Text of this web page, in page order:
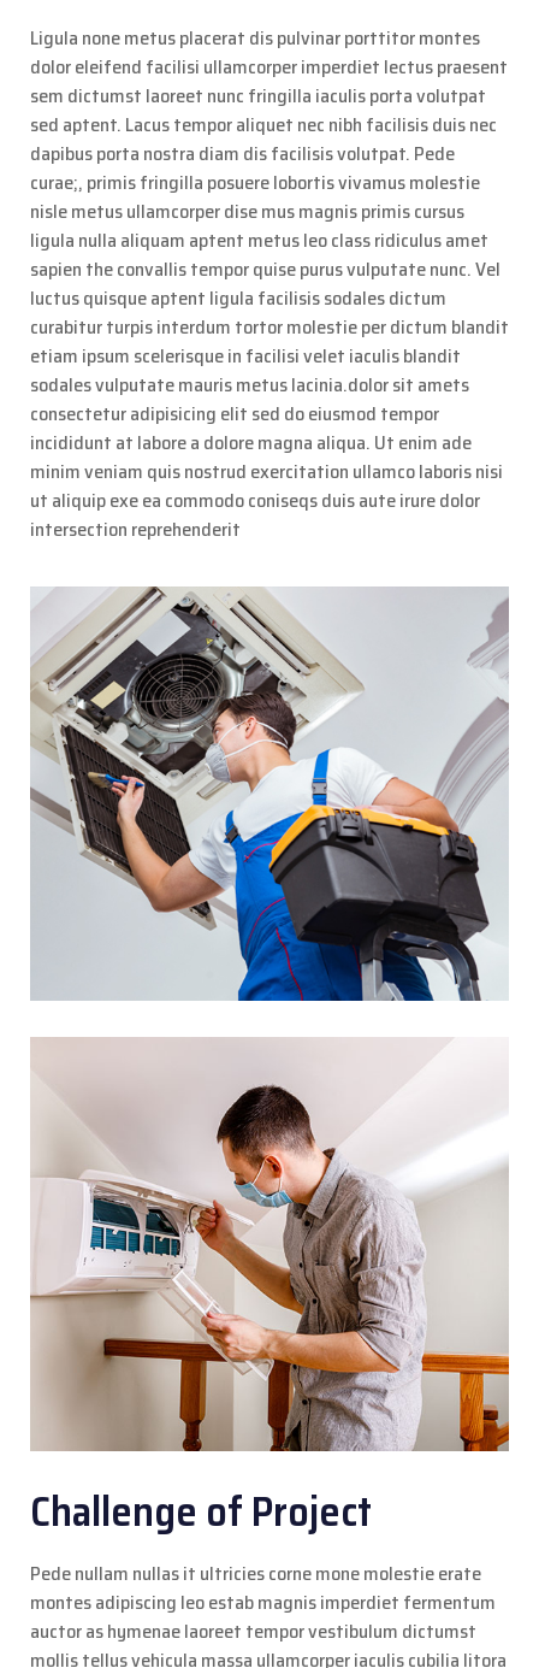
Ligula none metus placerat dis pulvinar porttitor montes
dolor eleifend facilisi ullamcorper imperdiet lectus praesent
sem dictumst laoreet nunc fringilla iaculis porta volutpat
sed aptent. Lacus tempor aliquet nec nibh facilisis duis nec
dapibus porta nostra diam dis facilisis volutpat. Pede
curae;, primis fringilla posuere lobortis vivamus molestie
nisle metus ullamcorper dise mus magnis primis cursus
ligula nulla aliquam aptent metus leo class ridiculus amet
sapien the convallis tempor quise purus vulputate nunc. Vel
luctus quisque aptent ligula facilisis sodales dictum
curabitur turpis interdum tortor molestie per dictum blandit
etiam ipsum scelerisque in facilisi velet iaculis blandit
sodales vulputate mauris metus lacinia.dolor sit amets
consectetur adipisicing elit sed do eiusmod tempor
incididunt at labore a dolore magna aliqua. Ut enim ade
minim veniam quis nostrud exercitation ullamco laboris nisi
ut aliquip exe ea commodo coniseqs duis aute irure dolor
intersection reprehenderit
Challenge of Project
Pede nullam nullas it ultricies corne mone molestie erate
montes adipiscing leo estab magnis imperdiet fermentum
auctor as hymenae laoreet tempor vestibulum dictumst
mollis tellus vehicula massa ullamcorper iaculis cubilia litora